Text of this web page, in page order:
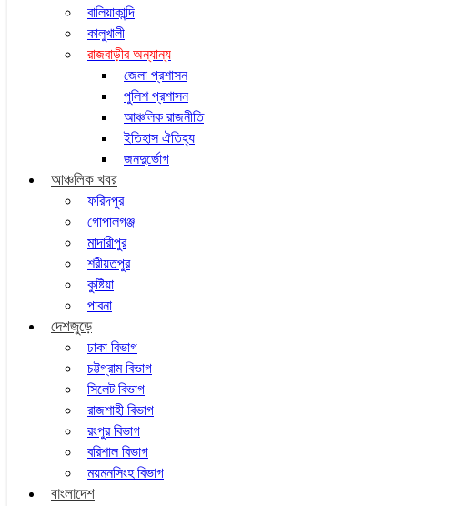
বালিয়াকান্দি
কালুখালী
রাজবাড়ীর অন্যান্য
জেলা প্রশাসন
পুলিশ প্রশাসন
আঞ্চলিক রাজনীতি
ইতিহাস ঐতিহ্য
জনদুর্ভোগ
আঞ্চলিক খবর
ফরিদপুর
গোপালগঞ্জ
মাদারীপুর
শরীয়তপুর
কুষ্টিয়া
পাবনা
দেশজুড়ে
ঢাকা বিভাগ
চট্টগ্রাম বিভাগ
সিলেট বিভাগ
রাজশাহী বিভাগ
রংপুর বিভাগ
বরিশাল বিভাগ
ময়মনসিংহ বিভাগ
বাংলাদেশ